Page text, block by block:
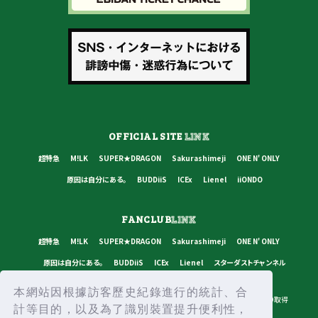
本網站因根據訪客歷史紀錄進行的統計、合
計等目的，以及為了識別裝置提升便利性，
OFFICIAL SITELINK
超特急 M!LK SUPER★DRAGON Sakurashimeji
ONE N' ONLY
原因は自分にある。
BUDDiiS ICEx Lienel iiONDO
FANCLUBLINK
超特急 M!LK SUPER★DRAGON Sakurashimeji
ONE N' ONLY
原因は自分にある。
BUDDiiS ICEx Lienel スターダストチャンネル
プライバシーポリシー ご利用規約 推奨環境 ヘルプ・お問い合わせ
ID取得